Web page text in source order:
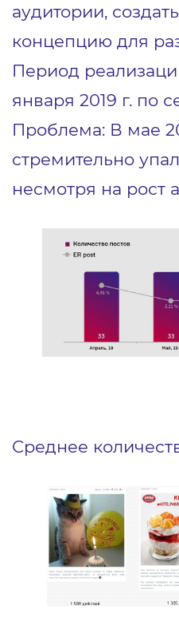
аудитории,
концепцию для
Период
января 2019 г. по
Проблема: В мае
стремительно упал
несмотря на рост
Среднее